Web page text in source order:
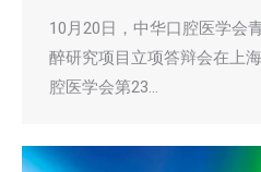
10月20日，中华口腔医学会
醉研究项目立项答辩会在上
腔医学会第23…